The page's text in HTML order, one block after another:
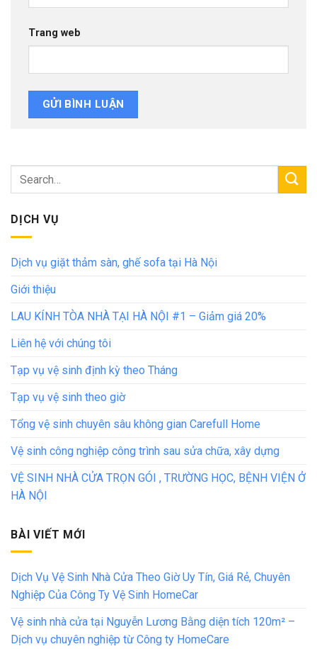
Trang web
DỊCH VỤ
Dịch vụ giặt thảm sàn, ghế sofa tại Hà Nội
Giới thiệu
LAU KÍNH TÒA NHÀ TẠI HÀ NỘI #1 – Giảm giá 20%
Liên hệ với chúng tôi
Tạp vụ vệ sinh định kỳ theo Tháng
Tạp vụ vệ sinh theo giờ
Tổng vệ sinh chuyên sâu không gian Carefull Home
Vệ sinh công nghiệp công trình sau sửa chữa, xây dựng
VỆ SINH NHÀ CỬA TRỌN GÓI , TRƯỜNG HỌC, BỆNH VIỆN Ở
HÀ NỘI
BÀI VIẾT MỚI
Dịch Vụ Vệ Sinh Nhà Cửa Theo Giờ Uy Tín, Giá Rẻ, Chuyên
Nghiệp Của Công Ty Vệ Sinh HomeCar
Vệ sinh nhà cửa tại Nguyễn Lương Bằng diện tích 120m² –
Dịch vụ chuyên nghiệp từ Công ty HomeCare